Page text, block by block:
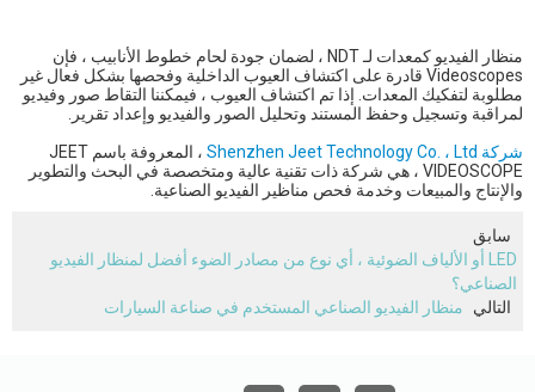
منظار الفيديو كمعدات لـ NDT ، لضمان جودة لحام خطوط الأنابيب ، فإن
Videoscopes قادرة على اكتشاف العيوب الداخلية وفحصها بشكل فعال غير
مطلوبة لتفكيك المعدات. إذا تم اكتشاف العيوب ، فيمكننا التقاط صور وفيديو
لمراقبة وتسجيل وحفظ المستند وتحليل الصور والفيديو وإعداد تقرير.
شركة Shenzhen Jeet Technology Co. ، Ltd
، المعروفة باسم JEET
VIDEOSCOPE ، هي شركة ذات تقنية عالية ومتخصصة في البحث والتطوير
والإنتاج والمبيعات وخدمة فحص مناظير الفيديو الصناعية.
سابق
LED أو الألياف الضوئية ، أي نوع من مصادر الضوء أفضل لمنظار الفيديو
الصناعي؟
التالي
منظار الفيديو الصناعي المستخدم في صناعة السيارات